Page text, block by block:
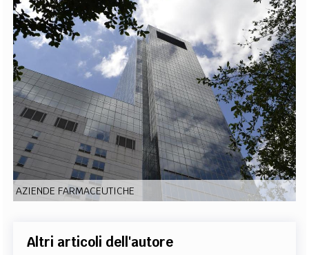
EXTRA
RUBRICHE LIBRI PROCEEDINGS PUBBLICITÀ CONTATTI
SOCIAL MEDIA
AZIENDE FARMACEUTICHE
Altri articoli dell'autore